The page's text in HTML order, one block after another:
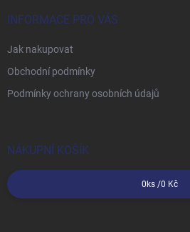
INFORMACE PRO VÁS
Jak nakupovat
Obchodní podmínky
Podmínky ochrany osobních údajů
NÁKUPNÍ KOŠÍK
0ks /0 Kč